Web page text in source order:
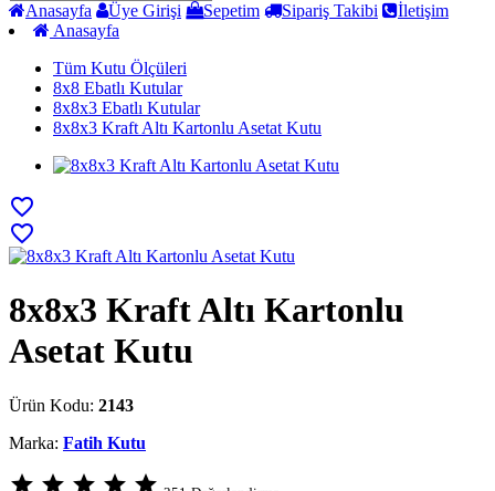
Anasayfa Üye Girişi Sepetim Sipariş Takibi
İletişim
Anasayfa
Tüm Kutu Ölçüleri
8x8 Ebatlı Kutular
8x8x3 Ebatlı Kutular
8x8x3 Kraft Altı Kartonlu Asetat Kutu
favorite_border
favorite_border
8x8x3 Kraft Altı Kartonlu
Asetat Kutu
Ürün Kodu: 2143
Marka: Fatih Kutu
star star star star star